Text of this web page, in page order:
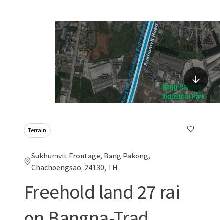
Terrain
Sukhumvit Frontage, Bang Pakong,
Chachoengsao, 24130, TH
Freehold land 27 rai